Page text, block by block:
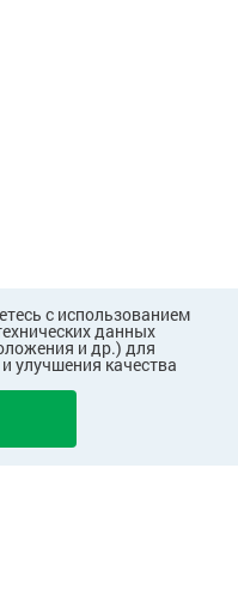
с использованием
данных
и др.) для
улучшения качества